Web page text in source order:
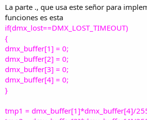
else
{
			strobe_counter
if(strobe_counter
else
				led_kanal
[1] = 0;
La parte ., que usa este señor para
funciones es esta​
if(dmx_lost==DMX_LOST_TIMEOUT)
{
dmx_buffer[1] = 0;
dmx_buffer[2] = 0;
dmx_buffer[3] = 0;
dmx_buffer[4] = 0;
}
tmp1 = dmx_buffer[1]*dmx_buffer[4]/